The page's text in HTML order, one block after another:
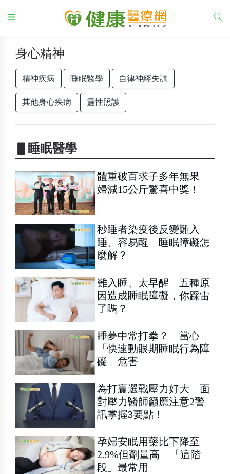
身心精神
精神疾病 睡眠醫學 自律神經失調
其他身心疾病 靈性照護
▋睡眠醫學
體重破百求子多年無果
婦減15公斤驚喜中獎！
秒睡者染疫後反變難入
睡、容易醒 睡眠障礙怎
麼解？
難入睡、太早醒 五種原
因造成睡眠障礙，你踩雷
了嗎？
睡夢中常打拳？ 當心
「快速動眼期睡眠行為障
礙」危害
為打贏選戰壓力好大 面
對壓力醫師籲應注意2警
訊掌握3要點！
孕婦安眠用藥比下降至
2.9%但劑量高 「這階
段」最常用